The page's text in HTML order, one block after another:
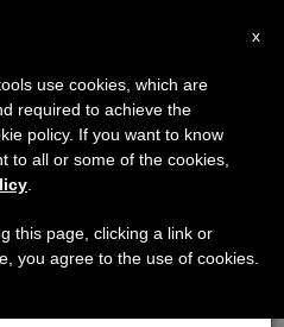
LOCAL, JUSTICIA Y
×
haremos la pausa
en el periodo de verano
y también el
x
use cookies, which are
required to achieve the
policy. If you want to know
to all or some of the cookies,
this page, clicking a link or
you agree to the use of cookies.